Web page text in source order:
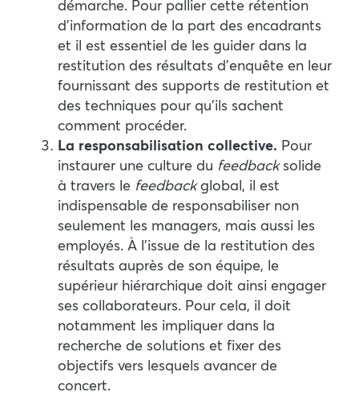
démarche. Pour pallier cette rétention
d’information de la part des encadrants
et il est essentiel de les guider dans la
restitution des résultats d’enquête en leur
fournissant des supports de restitution et
des techniques pour qu’ils sachent
comment procéder.
La responsabilisation collective. Pour
instaurer une culture du feedbacksolide
à travers le feedbackglobal, il est
indispensable de responsabiliser non
seulement les managers, mais aussi les
employés. À l’issue de la restitution des
résultats auprès de son équipe, le
supérieur hiérarchique doit ainsi engager
ses collaborateurs. Pour cela, il doit
notamment les impliquer dans la
recherche de solutions et fixer des
objectifs vers lesquels avancer de
concert.